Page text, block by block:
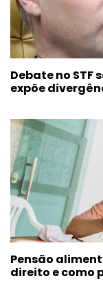
Debate no STF
expõe
Pensão
direito e como